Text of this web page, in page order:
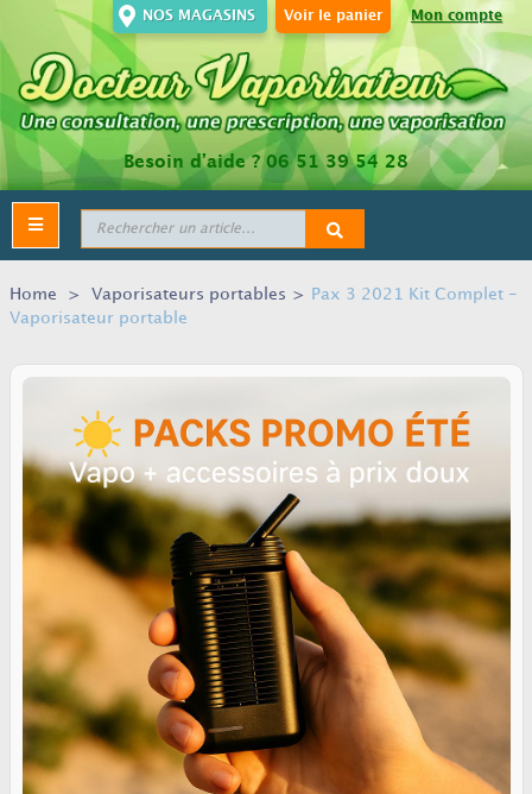
Mon compte
Voir le panier
NOS MAGASINS
Besoin d’aide ?06 51 39 54 28
Toggle
navigation
Home > Vaporisateurs portables >
Pax 3 2021 Kit Complet -
Vaporisateur portable